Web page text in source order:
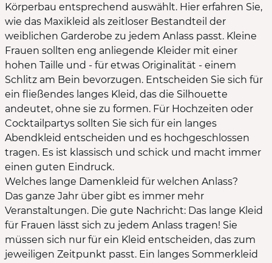
Körperbau entsprechend auswählt. Hier erfahren Sie,
wie das Maxikleid als zeitloser Bestandteil der
weiblichen Garderobe zu jedem Anlass passt. Kleine
Frauen sollten eng anliegende Kleider mit einer
hohen Taille und - für etwas Originalität - einem
Schlitz am Bein bevorzugen. Entscheiden Sie sich für
ein fließendes langes Kleid, das die Silhouette
andeutet, ohne sie zu formen. Für Hochzeiten oder
Cocktailpartys sollten Sie sich für ein langes
Abendkleid entscheiden und es hochgeschlossen
tragen. Es ist klassisch und schick und macht immer
einen guten Eindruck.
Welches lange Damenkleid für welchen Anlass?
Das ganze Jahr über gibt es immer mehr
Veranstaltungen. Die gute Nachricht: Das lange Kleid
für Frauen lässt sich zu jedem Anlass tragen! Sie
müssen sich nur für ein Kleid entscheiden, das zum
jeweiligen Zeitpunkt passt. Ein langes Sommerkleid